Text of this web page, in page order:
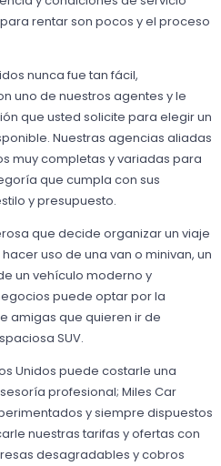
rentar son pocos y el proceso
nunca fue tan fácil,
uno de nuestros agentes y le
que usted solicite para elegir un
Nuestras agencias aliadas
muy completas y variadas para
que cumpla con sus
y presupuesto.
que decide organizar un viaje
uso de una van o minivan, un
un vehículo moderno y
puede optar por la
amigas que quieren ir de
SUV.
Unidos puede costarle una
profesional; Miles Car
y siempre dispuestos
nuestras tarifas y ofertas con
desagradables y cobros